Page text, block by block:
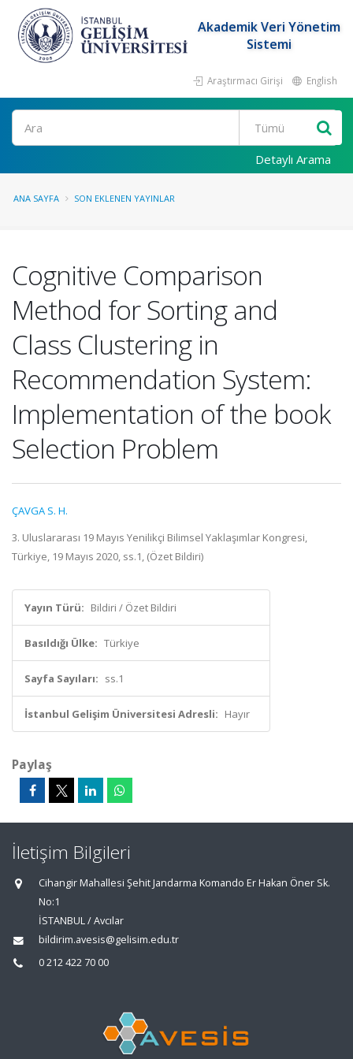
Akademik Veri Yönetim
Sistemi
Araştırmacı Girişi English
Ara
Detaylı Arama
ANA SAYFA SON EKLENEN YAYINLAR
Cognitive Comparison
Method for Sorting and
Class Clustering in
Recommendation System:
Implementation of the book
Selection Problem
ÇAVGA S. H.
3. Uluslararası 19 Mayıs Yenilikçi Bilimsel Yaklaşımlar Kongresi,
Türkiye, 19 Mayıs 2020, ss.1, (Özet Bildiri)
Yayın Türü: Bildiri / Özet Bildiri
Basıldığı Ülke: Türkiye
Sayfa Sayıları: ss.1
İstanbul Gelişim Üniversitesi Adresli: Hayır
Paylaş
İletişim Bilgileri
Cihangir Mahallesi Şehit Jandarma Komando Er Hakan Öner Sk.
No:1
İSTANBUL / Avcılar
bildirim.avesis@gelisim.edu.tr
0 212 422 70 00